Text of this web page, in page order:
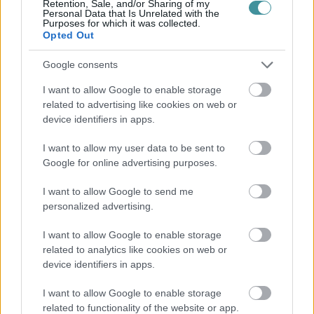
Retention, Sale, and/or Sharing of my
Personal Data that Is Unrelated with the
Purposes for which it was collected.
Opted Out
Google consents
I want to allow Google to enable storage
related to advertising like cookies on web or
device identifiers in apps.
I want to allow my user data to be sent to
Google for online advertising purposes.
I want to allow Google to send me
personalized advertising.
I want to allow Google to enable storage
related to analytics like cookies on web or
device identifiers in apps.
I want to allow Google to enable storage
related to functionality of the website or app.
biztosítják a gyermekek ell...
üzemanyag
Nehéz elhinni: csökken áprilistól a benzin jövedéki
adója, de kérdés, hogy olcsóbban tankolunk-e
2021. március 25|Mindenki ügye
esetében literenként öt forinttal kevesebb lesz a jövedéki adó -
tájékoztatta az MTI-t Izer Norbert. A kormány a család...
Ahogy a csövön kifér, úgy lopták az üzemanyagot az
egyik közlekedési cég egri telephelyén dolgozók
2021. május 07| Riasztó
Az Egri Járási Ügyészség nagyobb értékre, folytatólagosan
elkövetett sikkasztás bűntette miatt emelt vádat két középkorú
munkavállalóval szemben, akik a munkavégzésükhöz biztosított
Rövidtávon olcsóbb lesz az üzemanyag, de ami